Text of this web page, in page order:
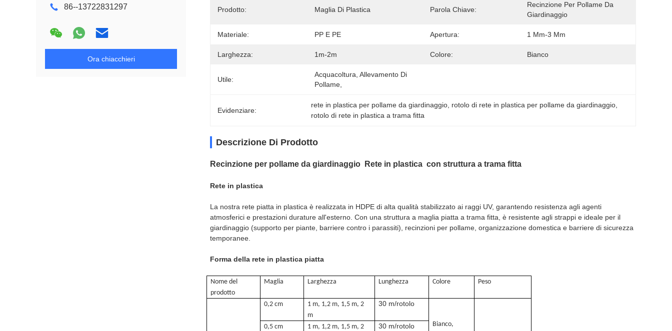
86--13722831297
Ora chiacchieri
Prodotto: Maglia Di Plastica Parola Chiave:
Recinzione Per Pollame Da
Giardinaggio
Materiale: PP E PE Apertura: 1 Mm-3 Mm
Larghezza: 1m-2m Colore: Bianco
Utile:
Acquacoltura, Allevamento Di
Pollame,
Evidenziare:
rete in plastica per pollame da giardinaggio rotolo di rete in plastica per pollame da giardinaggio
rotolo di rete in plastica a trama fitta
Descrizione Di Prodotto
Recinzione per pollame da giardinaggio Rete in plastica con struttura a trama fitta
Rete in plastica
La nostra rete piatta in plastica è realizzata in HDPE di alta qualità stabilizzato ai raggi UV, garantendo resistenza agli agenti
atmosferici e prestazioni durature all'esterno. Con una struttura a maglia piatta a trama fitta, è resistente agli strappi e ideale per il
giardinaggio (supporto per piante, barriere contro i parassiti), recinzioni per pollame, organizzazione domestica e barriere di sicurezza
temporanee.
Forma della rete in plastica piatta
Nome del
prodotto
Maglia Larghezza Lunghezza Colore Peso
0,2 cm
1 m, 1,2 m, 1,5 m, 2
m
30 m/rotolo
Bianco,
0,5 cm
1 m, 1,2 m, 1,5 m, 2
30 m/rotolo